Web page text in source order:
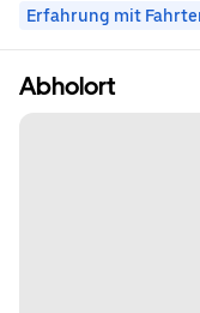
Erfahrung mit
Abholort